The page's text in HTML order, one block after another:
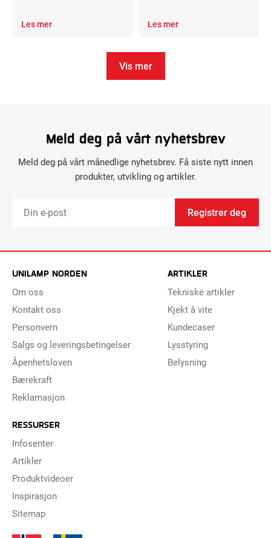
Les mer Les mer
Vis mer
Meld deg på vårt nyhetsbrev
Meld deg på vårt månedlige nyhetsbrev. Få siste nytt innen
produkter, utvikling og artikler.
Registrer deg
UNILAMP NORDEN
Om oss
Kontakt oss
Personvern
Salgs og leveringsbetingelser
Åpenhetsloven
Bærekraft
Reklamasjon
ARTIKLER
Tekniske artikler
Kjekt å vite
Kundecaser
Lysstyring
Belysning
RESSURSER
Infosenter
Artikler
Produktvideoer
Inspirasjon
Sitemap